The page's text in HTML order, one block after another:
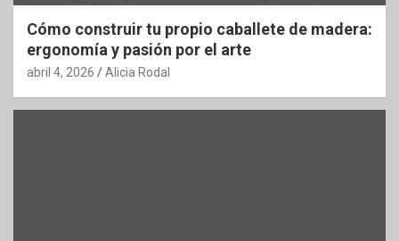
Cómo construir tu propio caballete de madera:
ergonomía y pasión por el arte
abril 4, 2026 Alicia Rodal